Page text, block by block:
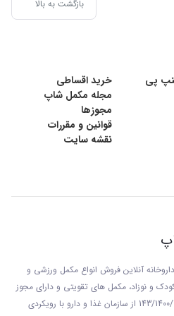
بازگشت به بالا
پی
خرید اقساطی
مجله مکمل شاپ
مجوزها
قوانین و مقررات
نقشه سایت
آنلاین فروش انواع مکمل ورزشی و
و نوزاد، مکمل های تقویتی و دارای مجوز
سازمان غذا و دارو با رويکردی